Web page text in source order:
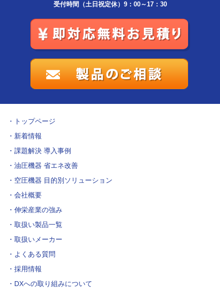
受付時間（土日祝定休）9：00～17：30
トップページ
新着情報
課題解決 導入事例
油圧機器 省エネ改善
空圧機器 目的別ソリューション
会社概要
伸栄産業の強み
取扱い製品一覧
取扱いメーカー
よくある質問
採用情報
DXへの取り組みについて